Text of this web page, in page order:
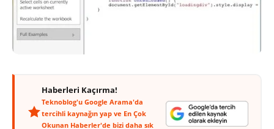
Haberleri Kaçırma!
Teknoblog'u Google Arama'da
tercihli kaynağın yap ve En Çok
Okunan Haberler'de bizi daha sık